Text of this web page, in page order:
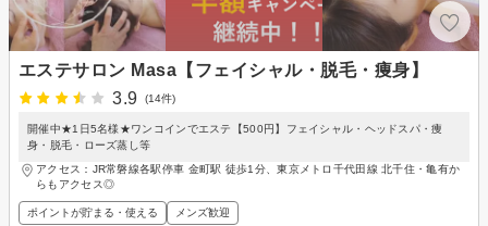
エステサロン Masa【フェイシャル・脱毛・痩身】
3.9
(14件)
開催中★1日5名様★ワンコインでエステ【500円】フェイシャル・ヘッドスパ・痩
身・脱毛・ローズ蒸し等
アクセス：JR常磐線各駅停車 金町駅 徒歩1分、東京メトロ千代田線 北千住・亀有か
らもアクセス◎
ポイントが貯まる・使える メンズ歓迎